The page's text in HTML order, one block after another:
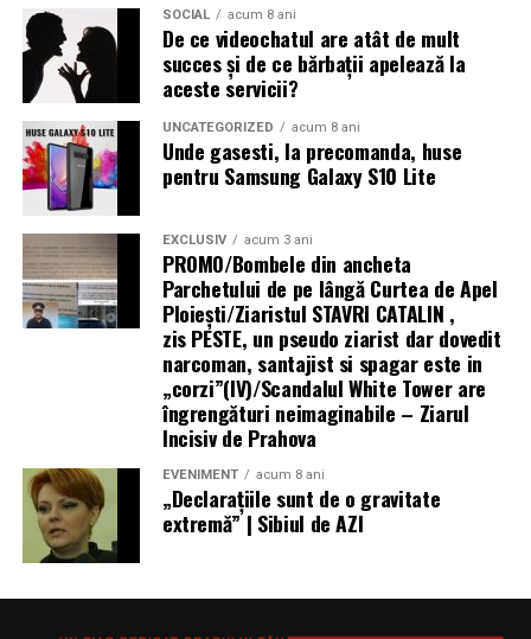
SOCIAL acum 8 ani
De ce videochatul are atât de mult
succes și de ce bărbații apelează la
aceste servicii?
UNCATEGORIZED acum 8 ani
Unde gasesti, la precomanda, huse
pentru Samsung Galaxy S10 Lite
EXCLUSIV acum 3 ani
PROMO/Bombele din ancheta
Parchetului de pe lângă Curtea de Apel
Ploieşti/Ziaristul STAVRI CATALIN ,
zis PESTE, un pseudo ziarist dar dovedit
narcoman, santajist si spagar este in
„corzi”(IV)/Scandalul White Tower are
îngrengături neimaginabile – Ziarul
Incisiv de Prahova
EVENIMENT acum 8 ani
„Declaraţiile sunt de o gravitate
extremă” | Sibiul de AZI